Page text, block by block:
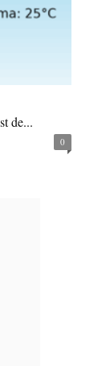
de...
0